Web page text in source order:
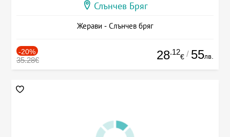
Слънчев Бряг
Жерави - Слънчев бряг
-20%
35.28€ 28.12
€ / 55лв.